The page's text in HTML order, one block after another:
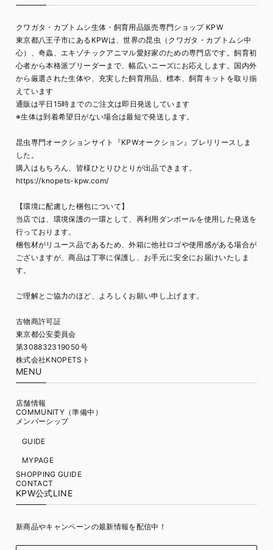
クワガタ・カブトムシ生体・飼育用品販売専門ショップ KPW
東京都八王子市にあるKPWは、世界の昆虫（クワガタ・カブトムシ中
心）、奇蟲、エキゾチックアニマル愛好家のための専門店です。飼育初
心者から本格派ブリーダーまで、幅広いニーズにお応えします。国内外
から厳選された生体や、充実した飼育用品、標本、飼育キットを取り揃
えています
通販は平日15時までのご注文は即日発送しています
※生体は到着希望日がない場合は最短で発送します。
昆虫専門オークションサイト『KPWオークション』プレリリースしま
した。
購入はもちろん、皆様ひとりひとりが出品できます。
https://knopets-kpw.com/
【環境に配慮した梱包について】
当店では、環境保護の一環として、再利用ダンボールを使用した発送を
行っております。
梱包材がリユース品であるため、外箱に他社ロゴや使用感がある場合が
ございますが、商品は丁寧に保護し、お手元に安全にお届けいたしま
す。
ご理解とご協力のほど、よろしくお願い申し上げます。
古物商許可証
東京都公安委員会
第308832319050号
株式会社KNOPETSト
MENU
店舗情報
COMMUNITY（準備中）
メンバーシップ
GUIDE
MYPAGE
SHOPPING GUIDE
CONTACT
KPW公式LINE
新商品やキャンペーンの最新情報を配信中！